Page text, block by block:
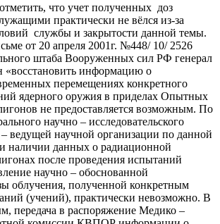
что учет полученных доз
практически не вёлся из-за
службы и закрытости данной темы.
от 20 апреля 2001г. №448/ 10/ 2526
штаба Вооруженных сил РФ генерал
информацию о
перемещениях конкретного
ядерного оружия в приделах Опытных
не предоставляется возможным. По
научно – исследовательского
ведущей научной организации по данной
наличии данных о радиационной
после проведения испытаний
научно – обоснованной
облучения, полученной конкретным
(учений), практически невозможно. В
передача в распоряжение Медико –